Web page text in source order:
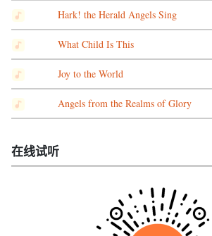
Hark! the Herald Angels Sing
What Child Is This
Joy to the World
Angels from the Realms of Glory
在线试听